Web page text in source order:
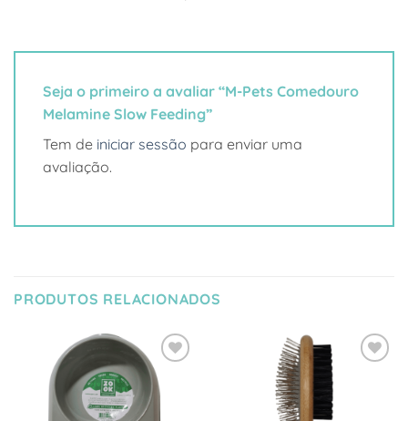
Seja o primeiro a avaliar “M-Pets Comedouro
Melamine Slow Feeding”
Tem de iniciar sessão para enviar uma
avaliação.
PRODUTOS RELACIONADOS
Adicionar
à Lista
de
Desejos